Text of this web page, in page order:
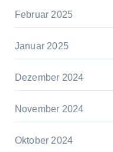
Februar 2025
Januar 2025
Dezember 2024
November 2024
Oktober 2024